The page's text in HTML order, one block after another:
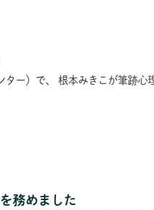
ー）で、 根本みきこが筆跡心
務めました